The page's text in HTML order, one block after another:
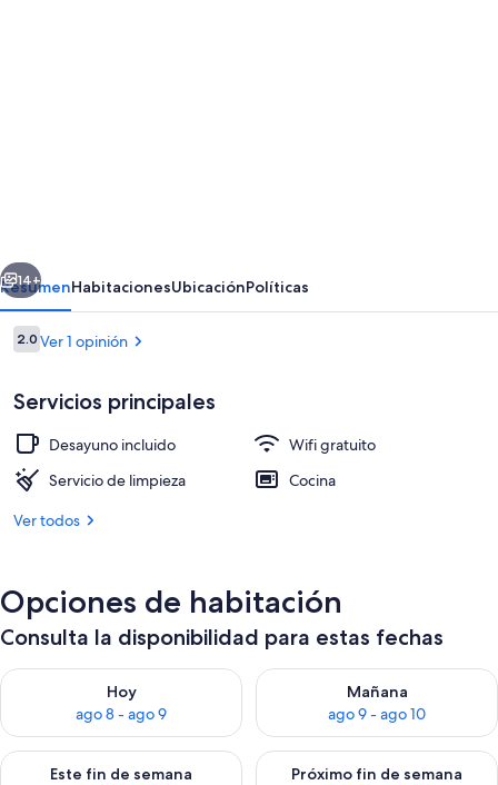
Siguiente
14+
ResumenHabitacionesUbicaciónPolíticas
Opiniones
2.02.0 de 10,
Ver 1 opinión
Servicios principales
Desayuno incluido
Wifi gratuito
Servicio de limpieza
Cocina
Ver todos
Opciones de habitación
Consulta la disponibilidad para estas fechas
Hoy
ago 8 - ago 9
Consulta la disponibilidad para hoy ago 8 - ago 9
Mañana
ago 9 - ago 10
Consulta la disponibilidad
Este fin de semana
Consulta la disponibilidad para este fin de semana ago 14 -
Próximo fin de semana
Consulta la disponibilidad